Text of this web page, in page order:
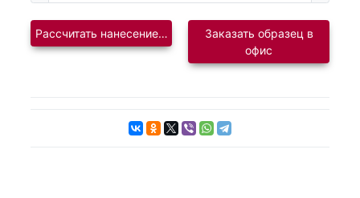
Рассчитать нанесение логотипаЗаказать образец в
офис